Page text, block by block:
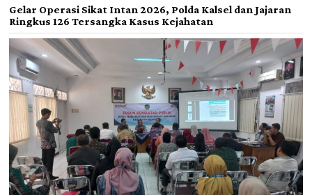
Gelar Operasi Sikat Intan 2026, Polda Kalsel dan Jajaran
Ringkus 126 Tersangka Kasus Kejahatan